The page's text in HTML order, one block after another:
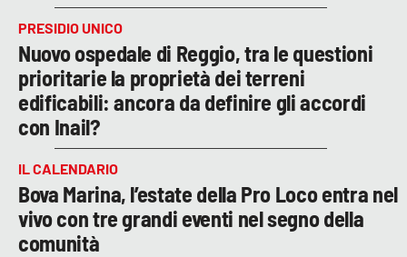
PRESIDIO UNICO
Nuovo ospedale di Reggio, tra le questioni
prioritarie la proprietà dei terreni
edificabili: ancora da definire gli accordi
con Inail?
IL CALENDARIO
Bova Marina, l’estate della Pro Loco entra nel
vivo con tre grandi eventi nel segno della
comunità